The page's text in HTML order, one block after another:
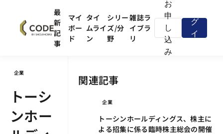
最
新
記
事
マイ
ボー
ド
タイ
ムライ
ン
シリー
ズ/分
野
雑誌ラ
イブラ
リ
お
申
し
込
み
グ
イ
企業
トーシ
ンホー
関連記事
企業
トーシンホールディングス、株主に
よる招集に係る臨時株主総会の開催